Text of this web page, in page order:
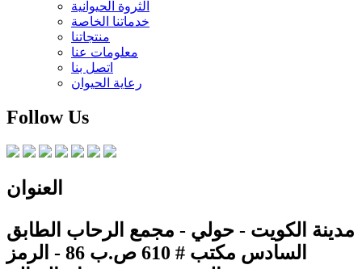
الثروة الحيوانية
خدماتنا الخاصة
منتجاتنا
معلومات عنا
اتصل بنا
رعاية الحيوان
Follow Us
العنوان
مدينة الكويت - حولي - مجمع الرحاب الطابق
السادس مكتب # 610 ص.ب 86 - الرمز